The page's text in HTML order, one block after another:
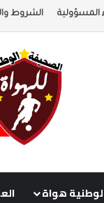
المسؤولية الشروط
هواة